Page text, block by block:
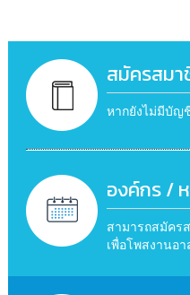
สมัครสมา
หากยังไม่มีบัญ
องค์กร /
สามารถสมัคร
เพื่อโพสงานอ